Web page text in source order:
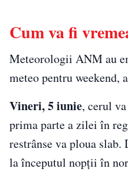
Cum va fi
Meteorologii ANM au
meteo pentru weekend,
Vineri, 5 iunie, cerul
prima parte a zilei în
restrânse va ploua
la începutul nopții în